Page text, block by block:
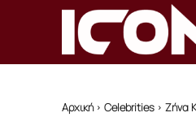
Αρχική Celebrities Ζήνα